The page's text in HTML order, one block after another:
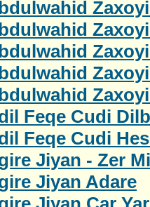
Feqe Cudi
Feqe Cudi
Jiyan - Zer
Jiyan Adare